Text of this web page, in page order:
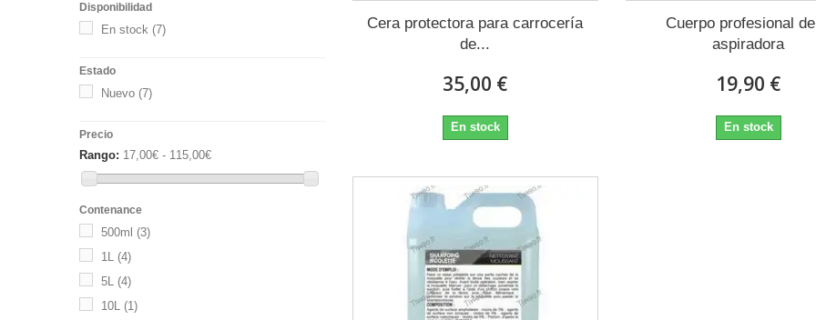
Disponibilidad
En stock (7)
Estado
Nuevo (7)
Precio
Rango: 17,00€ - 115,00€
Contenance
500ml (3)
1L (4)
5L (4)
10L (1)
Cera protectora para carrocería
de...
35,00 €
En stock
Cuerpo profesional
aspiradora
19,90 €
En stock